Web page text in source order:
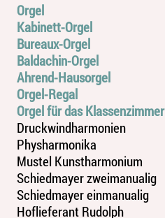
Orgel
Kabinett-Orgel
Bureaux-Orgel
Baldachin-Orgel
Ahrend-Hausorgel
Orgel-Regal
Orgel für das Klassenzimmer
Druckwindharmonien
Physharmonika
Mustel Kunstharmonium
Schiedmayer zweimanualig
Schiedmayer einmanualig
Hoflieferant Rudolph